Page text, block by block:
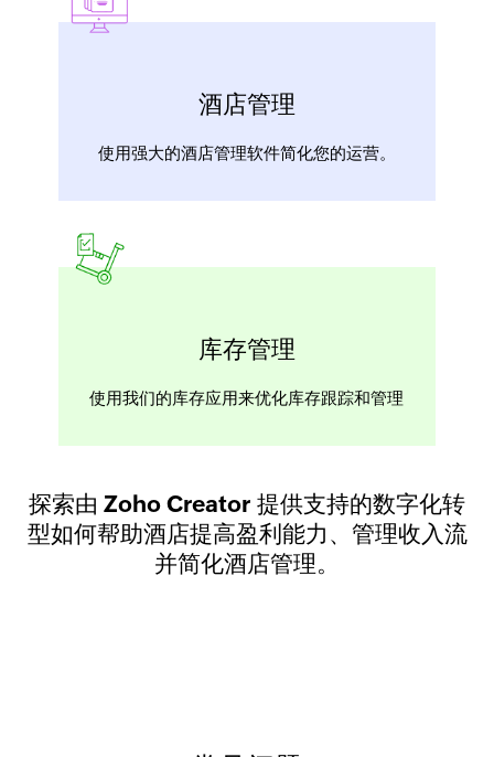
酒店管理
使用强大的酒店管理软件简化您的运营。
库存管理
使用我们的库存应用来优化库存跟踪和管理
探索由 Zoho Creator 提供支持的数字化转
型如何帮助酒店提高盈利能力、管理收入流
并简化酒店管理。